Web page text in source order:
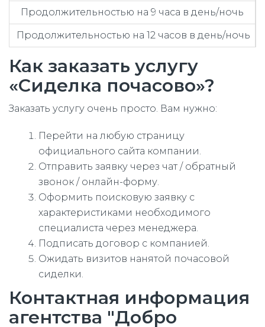
Продолжительностью на 9 часа в день/ночь
Продолжительностью на 12 часов в день/ночь
Как заказать услугу
«Сиделка почасово»?
Заказать услугу очень просто. Вам нужно:
Перейти на любую страницу
официального сайта компании.
Отправить заявку через чат / обратный
звонок / онлайн-форму.
Оформить поисковую заявку с
характеристиками необходимого
специалиста через менеджера.
Подписать договор с компанией.
Ожидать визитов нанятой почасовой
сиделки.
Контактная информация
агентства "Добро